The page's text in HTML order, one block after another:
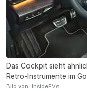
Das Cockpit sieht
Retro-Instrumente im
Bild von: InsideEVs